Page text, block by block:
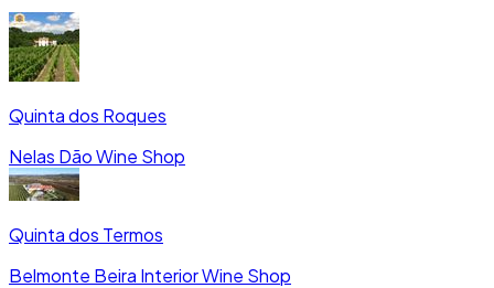
Quinta dos Roques
Nelas DãoWine Shop
Quinta dos Termos
Belmonte Beira InteriorWine Shop